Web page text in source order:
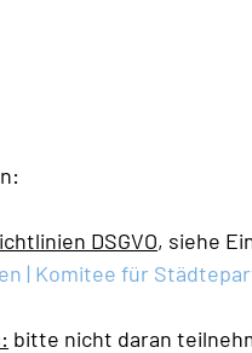
DSGVO, siehe
| Komitee für
bitte nicht daran